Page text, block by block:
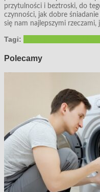
przytulności i beztroski, do
czynności, jak dobre
się nam najlepszymi rzeczami,
Tagi:
Polecamy